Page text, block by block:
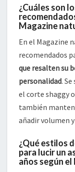
¿Cuáles son
Magazine
En el Magazine
recomendados
que resalten su
personalidad.
el corte shaggy
también
añadir volumen
¿Qué estilos
para lucir un
años según